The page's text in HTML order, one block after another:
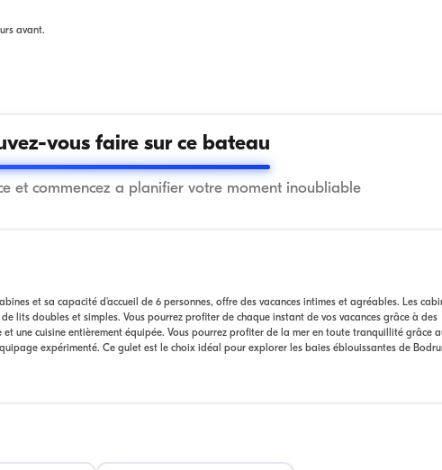
avant.
vous faire sur ce bateau
et commencez a planifier votre moment inoubliable
et sa capacité d'accueil de 6 personnes, offre des vacances intimes et agréables. Les
lits doubles et simples. Vous pourrez profiter de chaque instant de vos vacances grâce à des
une cuisine entièrement équipée. Vous pourrez profiter de la mer en toute tranquillité grâce
expérimenté. Ce gulet est le choix idéal pour explorer les baies éblouissantes de